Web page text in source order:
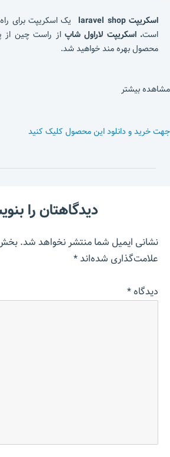
اسکریپت laravel shop
یک اسکریپت برای راه
است.اسکریپت لاراول شاپاز راست چین از
محصول بهره مند خواهید شد.
مشاهده بیشتر
جهت خرید و دانلود این محصول کلیک کنید
دیدگاهتان را
نشانی ایمیل شما منتشر نخواهد شد.
علامت‌گذاری شده‌اند*
دیدگاه*